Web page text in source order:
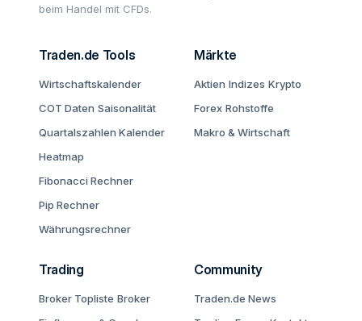
beim Handel mit CFDs.
Traden.de Tools
Wirtschaftskalender
COT Daten Saisonalität
Quartalszahlen Kalender
Heatmap
Fibonacci Rechner
Pip Rechner
Währungsrechner
Märkte
Aktien Indizes Krypto
Forex Rohstoffe
Makro & Wirtschaft
Trading
Broker Topliste Broker
Community
Traden.de News